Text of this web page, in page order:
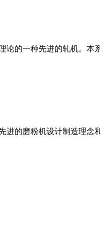
的一种先进的轧机。本
的磨粉机设计制造理念